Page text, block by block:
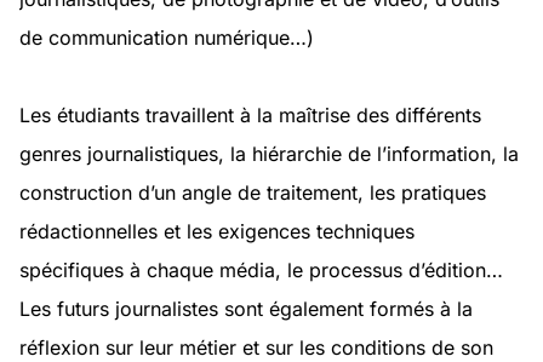
de communication numérique…)
Les étudiants travaillent à la maîtrise des différents
genres journalistiques, la hiérarchie de l’information, la
construction d’un angle de traitement, les pratiques
rédactionnelles et les exigences techniques
spécifiques à chaque média, le processus d’édition…
Les futurs journalistes sont également formés à la
réflexion sur leur métier et sur les conditions de son